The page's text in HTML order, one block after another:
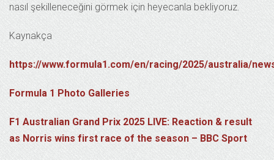
nasıl şekilleneceğini görmek için heyecanla bekliyoruz.
Kaynakça
https://www.formula1.com/en/racing/2025/australia/
Formula 1 Photo Galleries
F1 Australian Grand Prix 2025 LIVE: Reaction & result
as Norris wins first race of the season – BBC Sport